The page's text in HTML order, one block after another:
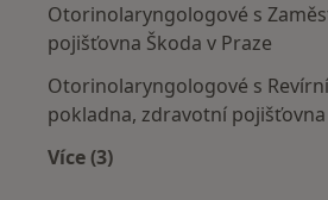
Otorinolaryngologové s
pojišťovna Škoda v Praze
Otorinolaryngologové s
pokladna, zdravotní pojišťovna
Více (3)